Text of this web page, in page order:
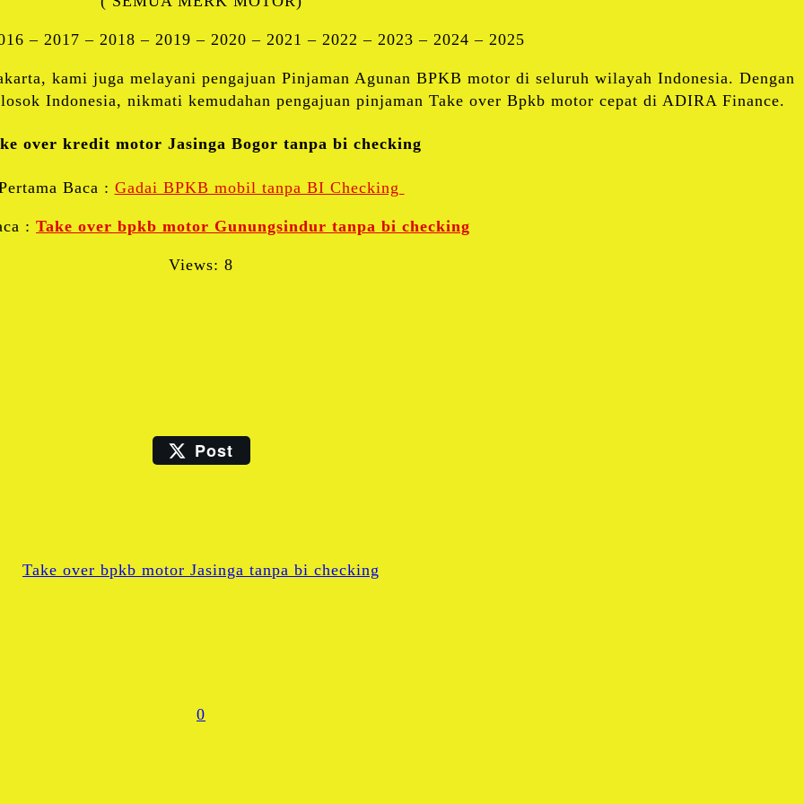
– 2017 – 2018 – 2019 – 2020 – 2021 – 2022 – 2023 – 2024 – 2025
kami juga melayani pengajuan Pinjaman Agunan BPKB motor di seluruh wilayah Indonesia. Dengan
Indonesia, nikmati kemudahan pengajuan pinjaman Take over Bpkb motor cepat di ADIRA Finance.
over kredit motor Jasinga Bogor tanpa bi checking
Baca : Gadai BPKB mobil tanpa BI Checking
: Take over bpkb motor Gunungsindur tanpa bi checking
Views: 8
Email Post
Share
Take over bpkb motor Jasinga tanpa bi checking
0